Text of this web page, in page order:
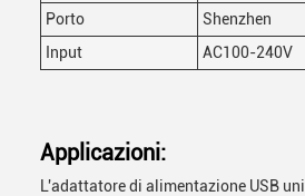
Porto
Shenzhen
Input
AC100-240V
Applicazioni:
L'adattatore di alimentazione USB